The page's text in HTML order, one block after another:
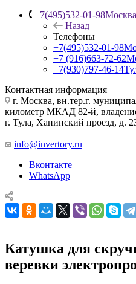
+7(495)532-01-98Москва
Назад
Телефоны
+7(495)532-01-98
+7 (916)663-72-62
+7(930)797-46-14
Контактная информация
г. Москва, вн.тер.г.
километр МКАД 82-й,
г. Тула, Ханинский проезд, д.
info@invertory.ru
Вконтакте
WhatsApp
Катушка для
веревки